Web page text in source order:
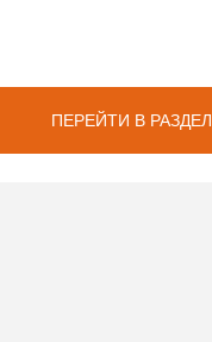
ПЕРЕЙТИ В РАЗДЕЛ